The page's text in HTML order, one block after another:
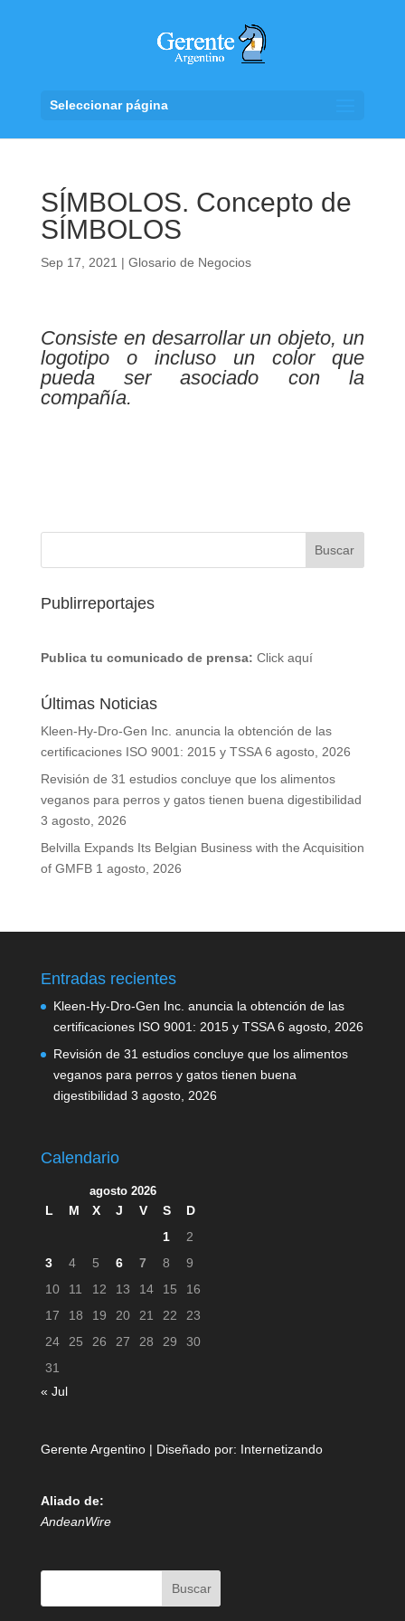
Seleccionar página
SÍMBOLOS. Concepto de
SÍMBOLOS
Sep 17, 2021 | Glosario de Negocios
Consiste en desarrollar un objeto, un
logotipo o incluso un color que
pueda ser asociado con la
compañía.
Publirreportajes
Publica tu comunicado de prensa: Click aquí
Últimas Noticias
Kleen-Hy-Dro-Gen Inc. anuncia la obtención de las
certificaciones ISO 9001: 2015 y TSSA 6 agosto, 2026
Revisión de 31 estudios concluye que los alimentos
veganos para perros y gatos tienen buena digestibilidad
3 agosto, 2026
Belvilla Expands Its Belgian Business with the Acquisition
of GMFB 1 agosto, 2026
Entradas recientes
Kleen-Hy-Dro-Gen Inc. anuncia la obtención de las
certificaciones ISO 9001: 2015 y TSSA 6 agosto, 2026
Revisión de 31 estudios concluye que los alimentos
veganos para perros y gatos tienen buena
digestibilidad 3 agosto, 2026
Calendario
agosto 2026
L M X J V S
D
1
2
3
4 5 6 7 8
9
10
11 12 13 14 15
16
17
18 19 20 21 22
23
24
25 26 27 28 29
30
31
« Jul
Gerente Argentino | Diseñado por: Internetizando
Aliado de:
AndeanWire